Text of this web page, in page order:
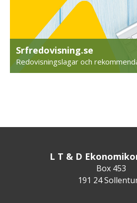
Srfredovisning.se
Redovisningslagar och
L T & D
Box 453
191 24